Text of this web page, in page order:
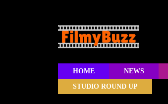
HOME NEWS
STUDIO ROUND UP